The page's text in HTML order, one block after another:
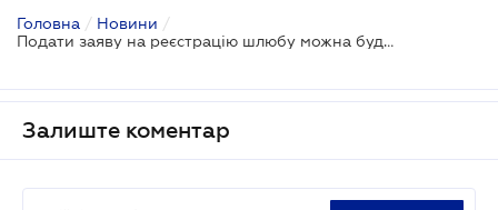
Головна / Новини /
Подати заяву на реєстрацію шлюбу можна буде через Дію
Залиште коментар